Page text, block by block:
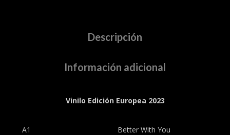
Descripción
Información adicional
Vinilo Edición Europea 2023
A1 Better With You